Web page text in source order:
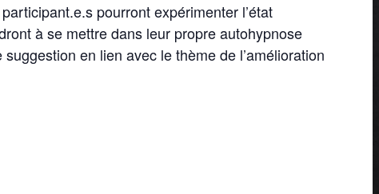
pourront expérimenter l’état
à se mettre dans leur propre autohypnose
en lien avec le thème de l’amélioration